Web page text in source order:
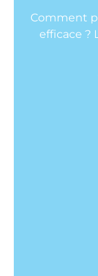
Comment
efficace ?